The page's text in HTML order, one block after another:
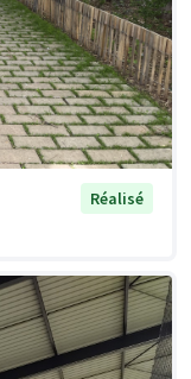
Réalisé